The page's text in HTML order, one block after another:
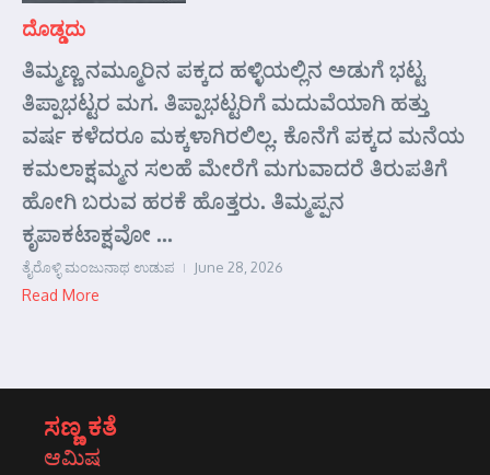
ದೊಡ್ಡದು
ತಿಮ್ಮಣ್ಣ ನಮ್ಮೂರಿನ ಪಕ್ಕದ ಹಳ್ಳಿಯಲ್ಲಿನ ಅಡುಗೆ ಭಟ್ಟ
ತಿಪ್ಪಾಭಟ್ಟರ ಮಗ. ತಿಪ್ಪಾಭಟ್ಟರಿಗೆ ಮದುವೆಯಾಗಿ ಹತ್ತು
ವರ್ಷ ಕಳೆದರೂ ಮಕ್ಕಳಾಗಿರಲಿಲ್ಲ. ಕೊನೆಗೆ ಪಕ್ಕದ ಮನೆಯ
ಕಮಲಾಕ್ಷಮ್ಮನ ಸಲಹೆ ಮೇರೆಗೆ ಮಗುವಾದರೆ ತಿರುಪತಿಗೆ
ಹೋಗಿ ಬರುವ ಹರಕೆ ಹೊತ್ತರು. ತಿಮ್ಮಪ್ಪನ
ಕೃಪಾಕಟಾಕ್ಷವೋ ...
ತೈರೊಳ್ಳಿ ಮಂಜುನಾಥ ಉಡುಪ June 28, 2026
Read More
ಸಣ್ಣ ಕತೆ
ಆಮಿಷ